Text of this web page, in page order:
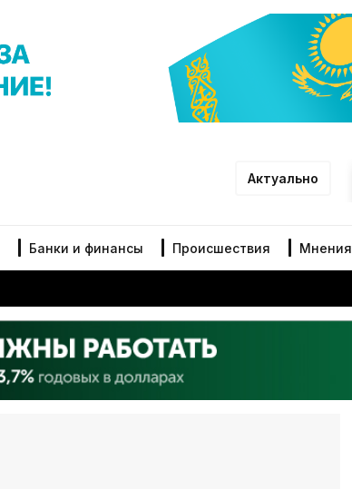
Актуально
Банки и финансы Происшествия Мнения